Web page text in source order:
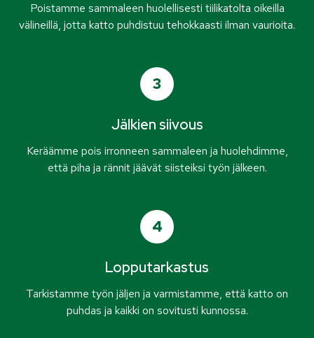
Poistamme sammaleen huolellisesti tiilikatolta oikeilla
välineillä, jotta katto puhdistuu tehokkaasti ilman vaurioita.
3
Jälkien siivous
Keräämme pois irronneen sammaleen ja huolehdimme,
että piha ja rännit jäävät siisteiksi työn jälkeen.
4
Lopputarkastus
Tarkistamme työn jäljen ja varmistamme, että katto on
puhdas ja kaikki on sovitusti kunnossa.